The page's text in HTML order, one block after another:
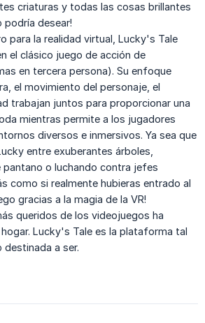
criaturas y todas las cosas brillantes
podría desear!
para la realidad virtual, Lucky's Tale
el clásico juego de acción de
en tercera persona). Su enfoque
el movimiento del personaje, el
trabajan juntos para proporcionar una
mientras permite a los jugadores
diversos e inmersivos. Ya sea que
entre exuberantes árboles,
o luchando contra jefes
como si realmente hubieras entrado al
gracias a la magia de la VR!
queridos de los videojuegos ha
Lucky's Tale es la plataforma tal
a ser.